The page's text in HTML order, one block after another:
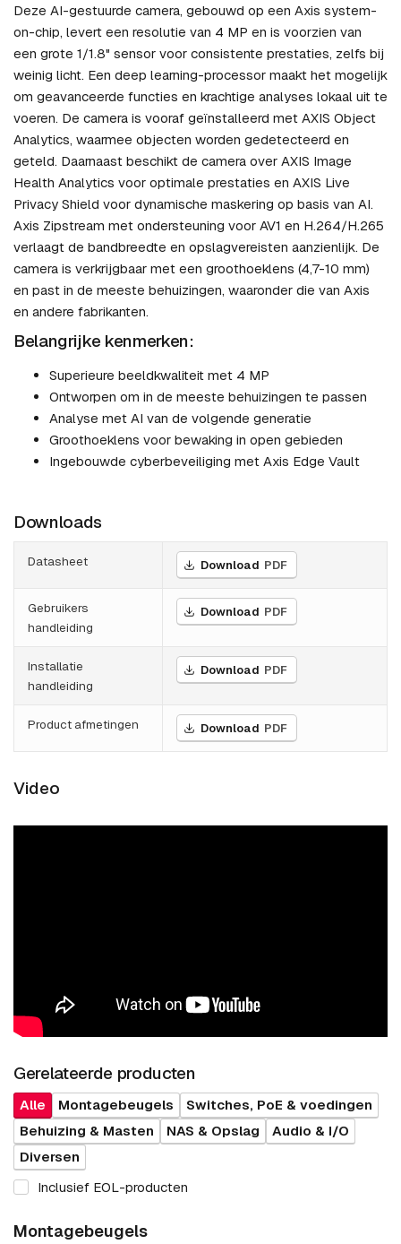
Deze AI-gestuurde camera, gebouwd op een Axis system-
on-chip, levert een resolutie van 4 MP en is voorzien van
een grote 1/1.8" sensor voor consistente prestaties, zelfs bij
weinig licht. Een deep learning-processor maakt het mogelijk
om geavanceerde functies en krachtige analyses lokaal uit te
voeren. De camera is vooraf geïnstalleerd met AXIS Object
Analytics, waarmee objecten worden gedetecteerd en
geteld. Daarnaast beschikt de camera over AXIS Image
Health Analytics voor optimale prestaties en AXIS Live
Privacy Shield voor dynamische maskering op basis van AI.
Axis Zipstream met ondersteuning voor AV1 en H.264/H.265
verlaagt de bandbreedte en opslagvereisten aanzienlijk. De
camera is verkrijgbaar met een groothoeklens (4,7-10 mm)
en past in de meeste behuizingen, waaronder die van Axis
en andere fabrikanten.
Belangrijke kenmerken:
Superieure beeldkwaliteit met 4 MP
Ontworpen om in de meeste behuizingen te passen
Analyse met AI van de volgende generatie
Groothoeklens voor bewaking in open gebieden
Ingebouwde cyberbeveiliging met Axis Edge Vault
Downloads
Datasheet Download PDF
Gebruikers
handleiding
Download PDF
Installatie
handleiding
Download PDF
Product afmetingen Download PDF
Video
Gerelateerde producten
Alle Montagebeugels
Switches, PoE & voedingen
Behuizing & Masten
NAS & Opslag
Audio & I/O
Diversen
Inclusief EOL-producten
Montagebeugels